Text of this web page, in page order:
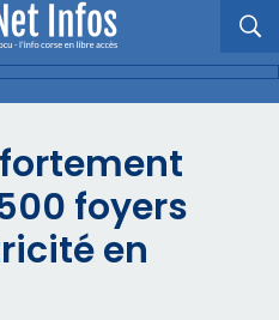
foyers
en